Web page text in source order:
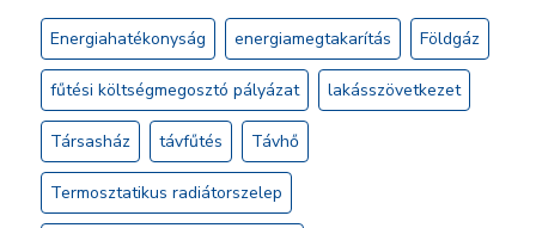
Energiahatékonyság energiamegtakarítás Földgáz
fűtési költségmegosztó pályázat lakásszövetkezet
Társasház távfűtés Távhő
Termosztatikus radiátorszelep